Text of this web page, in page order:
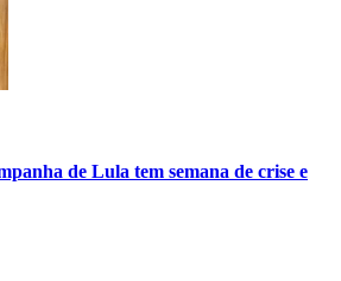
de Lula tem semana de crise e